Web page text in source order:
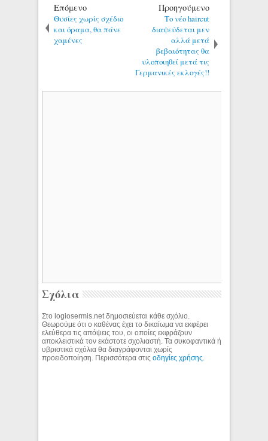
Επόμενο
Θυσίες χωρίς σχέδιο
και όραμα, θα πάνε
χαμένες
Προηγούμενο
Το νέο haircut
διαψεύδεται μεν
αλλά μετά
βεβαιότητας θα
υλοποιηθεί μετά τις
Γερμανικές εκλογές!!
Σχόλια
Στο logiosermis.net δημοσιεύεται κάθε σχόλιο.
Θεωρούμε ότι ο καθένας έχει το δικαίωμα να εκφέρει
ελεύθερα τις απόψεις του, οι οποίες εκφράζουν
αποκλειστικά τον εκάστοτε σχολιαστή. Τα συκοφαντικά ή
υβριστικά σχόλια θα διαγράφονται χωρίς
προειδοποίηση. Περισσότερα στιςοδηγίες χρήσης